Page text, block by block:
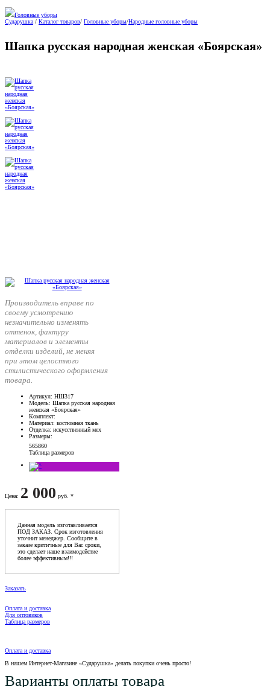
Головные уборы
Сударушка / Каталог товаров/ Головные уборы/Народные головные уборы
Шапка русская народная женская «Боярская»
Производитель вправе по
своему усмотрению
незначительно изменять
оттенок, фактуру
материалов и элементы
отделки изделий, не меняя
при этом целостного
стилистического оформления
товара.
Артикул: НШ317
Модель: Шапка русская народная
женская «Боярская»
Комплект:
Материал: костюмная ткань
Отделка: искусственный мех
Размеры:
565860
Таблица размеров
Цена: 2 000 руб. *
Данная модель изготавливается
ПОД ЗАКАЗ. Срок изготовления
уточнит менеджер. Сообщите в
заказе критичные для Вас сроки,
это сделает наше взаимодейстие
более эффективным!!!
Заказать
Оплата и доставка
Для оптовиков
Таблица размеров
Оплата и доставка
В нашем Интернет-Магазине «Сударушка» делать покупки очень просто!
Варианты оплаты товара